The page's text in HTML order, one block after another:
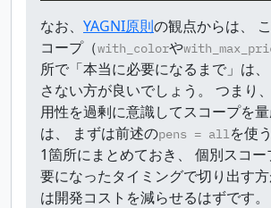
なお、 YAGNI原則の観点からは、
コープ（with_colorや
所で「本当に必要になるまで」は
さない方が良いでしょう。 つまり
用性を過剰に意識してスコープを
は、 まずは前述のpens = all を使
1箇所にまとめておき、 個別スコ
要になったタイミングで切り出す
は開発コストを減らせるはずです。